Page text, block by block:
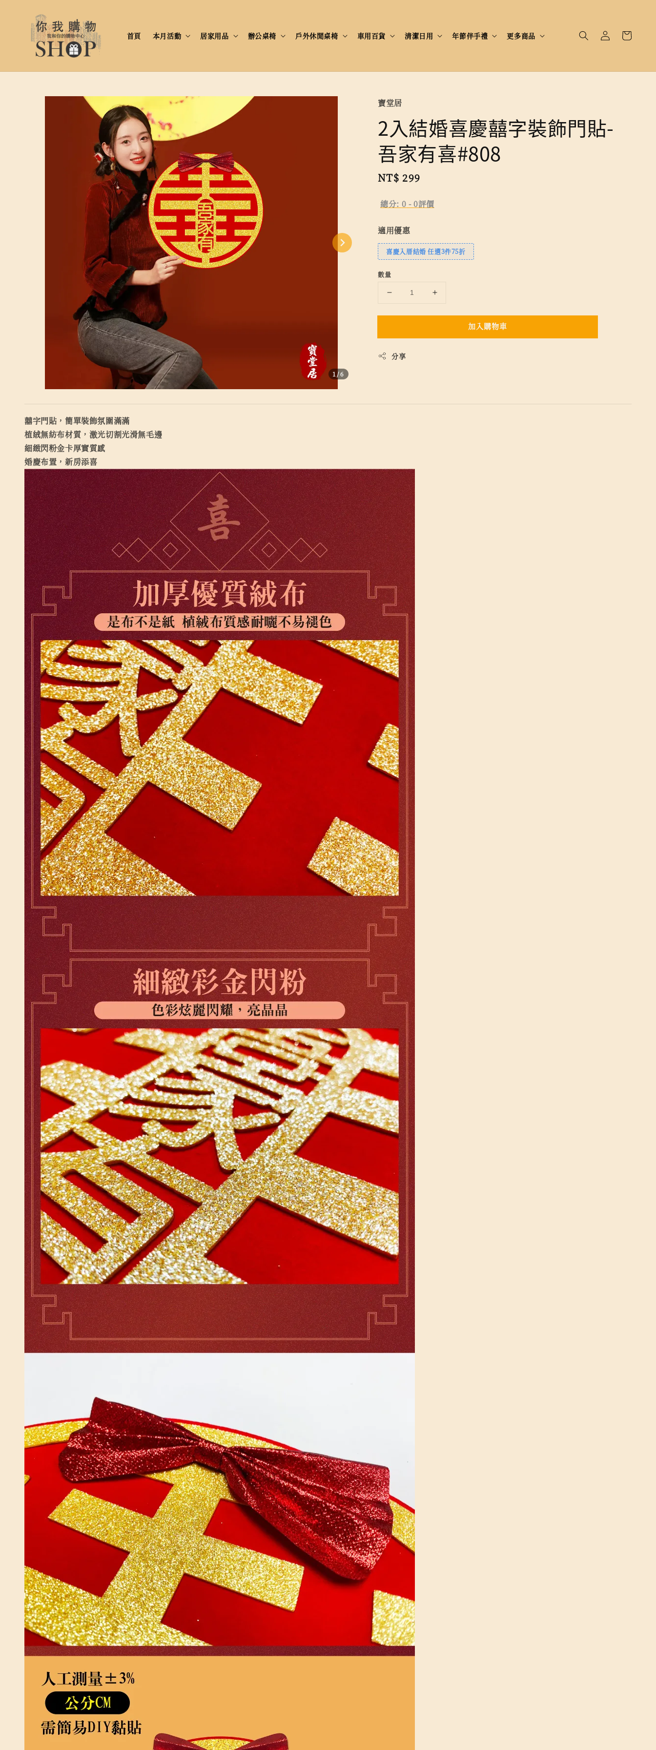
首頁 本月活動 居家用品 辦公桌椅 戶外休閒桌椅 車用百貨 清潔日用 年節伴手禮 更多商品
1 /6
寶堂居
2入結婚喜慶囍字裝飾門貼-
吾家有喜#808
Regular
NT$ 299
總分: 0 -0評價
適用優惠
喜慶入厝結婚 任選3件75折
數量
加入購物車
分享
囍字門貼，簡單裝飾氛圍滿滿
植絨無紡布材質，激光切割光滑無毛邊
細緻閃粉金卡厚實質感
婚慶布置，新房添喜